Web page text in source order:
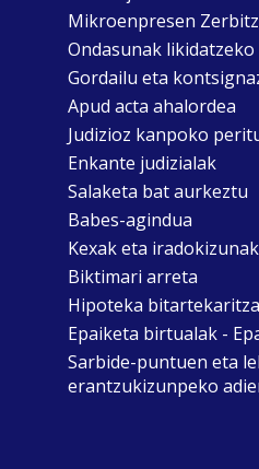
Mikroenpresen
Ondasunak
Gordailu eta
Apud acta ahalordea
Judizioz kanpoko
Enkante judizialak
Salaketa bat aurkeztu
Babes-agindua
Kexak eta iradokizunak
Biktimari arreta
Hipoteka bitartekaritza
Epaiketa birtualak -
Sarbide-puntuen eta
erantzukizunpeko